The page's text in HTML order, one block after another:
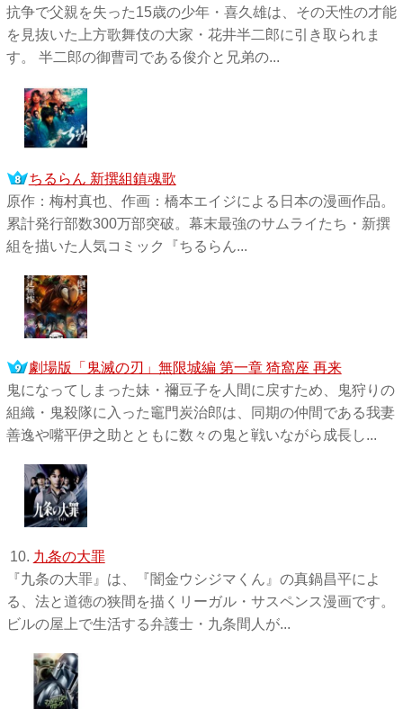
抗争で父親を失った15歳の少年・喜久雄は、その天性の才能
を見抜いた上方歌舞伎の大家・花井半二郎に引き取られま
す。 半二郎の御曹司である俊介と兄弟の...
ちるらん 新撰組鎮魂歌
原作：梅村真也、作画：橋本エイジによる日本の漫画作品。
累計発行部数300万部突破。幕末最強のサムライたち・新撰
組を描いた人気コミック『ちるらん...
劇場版「鬼滅の刃」無限城編 第一章 猗窩座 再来
鬼になってしまった妹・禰󠄀豆子を人間に戻すため、鬼狩りの
組織・鬼殺隊に入った竈門炭治郎は、同期の仲間である我妻
善逸や嘴平伊之助とともに数々の鬼と戦いながら成長し...
10. 九条の大罪
『九条の大罪』は、『闇金ウシジマくん』の真鍋昌平によ
る、法と道徳の狭間を描くリーガル・サスペンス漫画です。
ビルの屋上で生活する弁護士・九条間人が...